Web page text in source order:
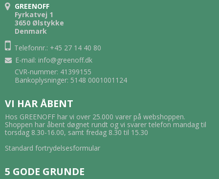
GREENOFF
Fyrkatvej 1
3650 Ølstykke
Denmark
Telefonnr.: +45 27 14 40 80
E-mail: info@greenoff.dk
CVR-nummer: 41399155
Bankoplysninger: 5148 0001001124
VI HAR ÅBENT
Hos GREENOFF har vi over 25.000 varer på webshoppen.
Shoppen har åbent døgnet rundt og vi svarer telefon mandag til
torsdag 8.30-16.00, samt fredag 8.30 til 15.30
Standard fortrydelsesformular
5 GODE GRUNDE